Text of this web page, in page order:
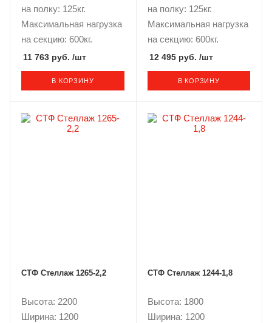
на полку: 125кг.
Максимальная нагрузка
на секцию: 600кг.
11 763 руб. /шт
В КОРЗИНУ
на полку: 125кг.
Максимальная нагрузка
на секцию: 600кг.
12 495 руб. /шт
В КОРЗИНУ
СТФ Стеллаж 1265-2,2
Высота: 2200
Ширина: 1200
СТФ Стеллаж 1244-1,8
Высота: 1800
Ширина: 1200